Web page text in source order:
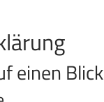
einen Blick